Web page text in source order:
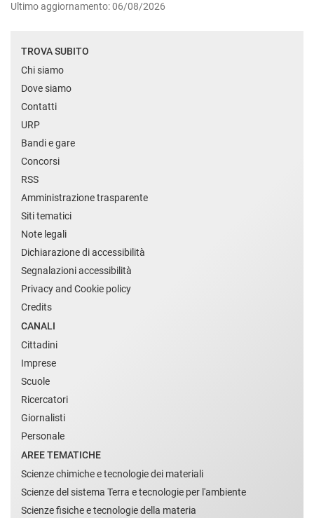
Ultimo aggiornamento: 06/08/2026
TROVA SUBITO
Chi siamo
Dove siamo
Contatti
URP
Bandi e gare
Concorsi
RSS
Amministrazione trasparente
Siti tematici
Note legali
Dichiarazione di accessibilità
Segnalazioni accessibilità
Privacy and Cookie policy
Credits
CANALI
Cittadini
Imprese
Scuole
Ricercatori
Giornalisti
Personale
AREE TEMATICHE
Scienze chimiche e tecnologie dei materiali
Scienze del sistema Terra e tecnologie per l'ambiente
Scienze fisiche e tecnologie della materia